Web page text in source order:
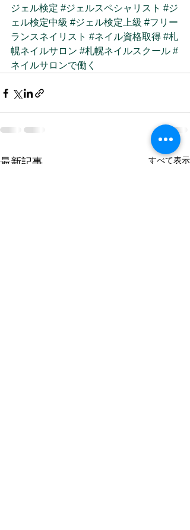
ジェル検定 #ジェルスペシャリスト #ジ
ェル検定中級 #ジェル検定上級 #フリー
ランスネイリスト #ネイル資格取得 #札
幌ネイルサロン #札幌ネイルスクール #
ネイルサロンで働く
最新記事 すべて表示